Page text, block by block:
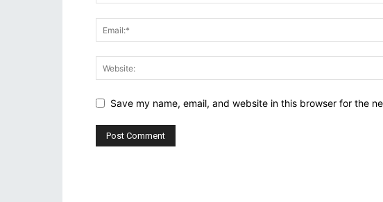
Save my name, email, and website in this browser for the